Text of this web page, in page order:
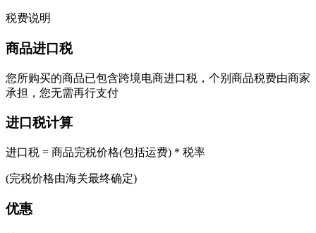
税费说明
商品进口税
您所购买的商品已包含跨境电商进口税，个别商品税费由商家
承担，您无需再行支付
进口税计算
进口税 = 商品完税价格(包括运费) * 税率
(完税价格由海关最终确定)
优惠